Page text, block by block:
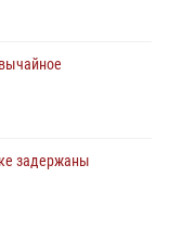
задержаны